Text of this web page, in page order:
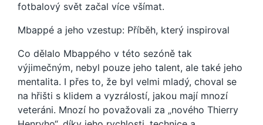
fotbalový svět začal více všímat.
Mbappé a jeho vzestup: Příběh, který inspiroval
Co dělalo Mbappého v této sezóně tak
výjimečným, nebyl pouze jeho talent, ale také jeho
mentalita. I přes to, že byl velmi mladý, choval se
na hřišti s klidem a vyzrálostí, jakou mají mnozí
veteráni. Mnozí ho považovali za „nového Thierry